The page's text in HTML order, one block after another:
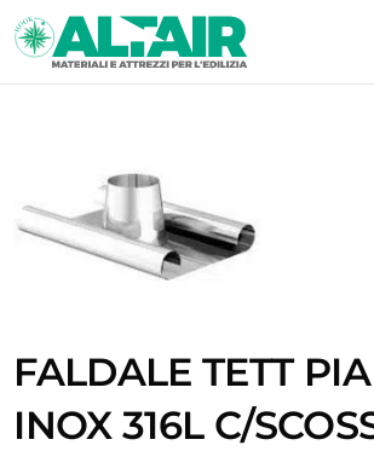
FALDALE TETT
INOX 316L C/